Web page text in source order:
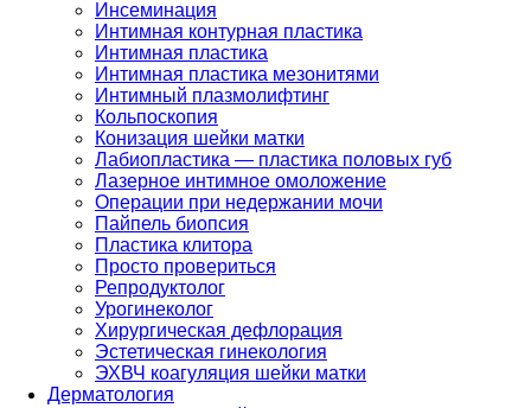
Инсеминация
Интимная контурная пластика
Интимная пластика
Интимная пластика мезонитями
Интимный плазмолифтинг
Кольпоскопия
Конизация шейки матки
Лабиопластика — пластика половых губ
Лазерное интимное омоложение
Операции при недержании мочи
Пайпель биопсия
Пластика клитора
Просто провериться
Репродуктолог
Урогинеколог
Хирургическая дефлорация
Эстетическая гинекология
ЭХВЧ коагуляция шейки матки
Дерматология